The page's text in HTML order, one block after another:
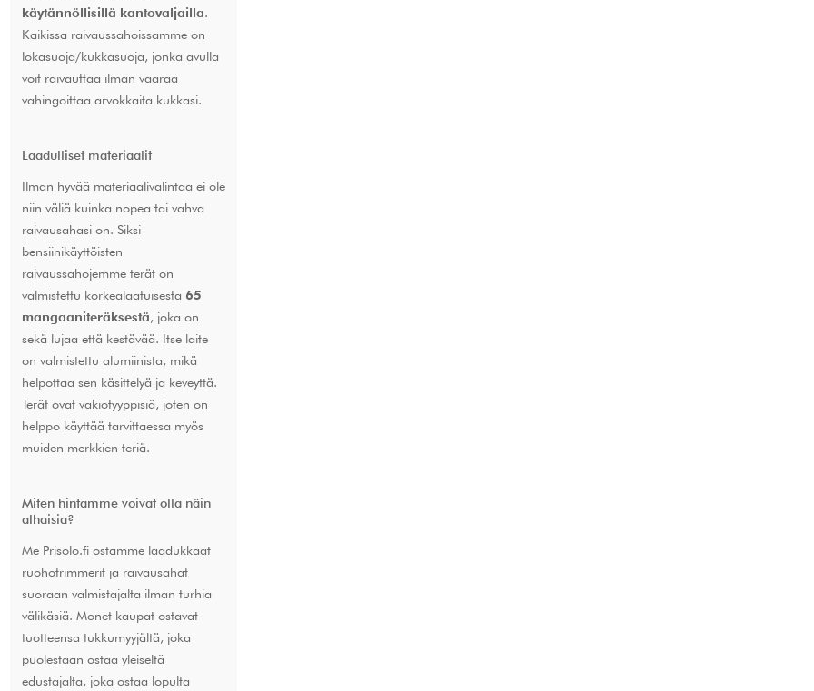
käytännöllisillä kantovaljailla.
Kaikissa raivaussahoissamme on
lokasuoja/kukkasuoja, jonka avulla
voit raivauttaa ilman vaaraa
vahingoittaa arvokkaita kukkasi.
Laadulliset materiaalit
Ilman hyvää materiaalivalintaa ei ole
niin väliä kuinka nopea tai vahva
raivausahasi on. Siksi
bensiinikäyttöisten
raivaussahojemme terät on
valmistettu korkealaatuisesta 65
mangaaniteräksestä, joka on
sekä lujaa että kestävää. Itse laite
on valmistettu alumiinista, mikä
helpottaa sen käsittelyä ja keveyttä.
Terät ovat vakiotyyppisiä, joten on
helppo käyttää tarvittaessa myös
muiden merkkien teriä.
Miten hintamme voivat olla näin
alhaisia?
Me Prisolo.fi ostamme laadukkaat
ruohotrimmerit ja raivausahat
suoraan valmistajalta ilman turhia
välikäsiä. Monet kaupat ostavat
tuotteensa tukkumyyjältä, joka
puolestaan ostaa yleiseltä
edustajalta, joka ostaa lopulta